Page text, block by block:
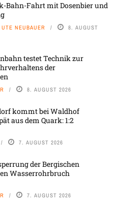
Bahn-Fahrt mit Dosenbier und
NEUBAUER 8. AUGUST
testet Technik zur
der
8. AUGUST 2026
kommt bei Waldhof
aus dem Quark: 1:2
7. AUGUST 2026
der Bergischen
Wasserrohrbruch
7. AUGUST 2026